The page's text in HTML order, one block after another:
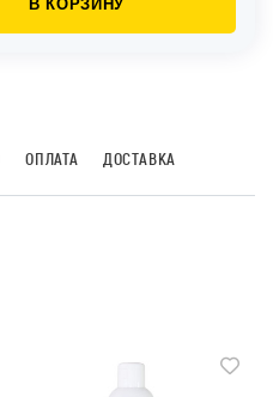
В КОРЗИНУ
ОПЛАТА ДОСТАВКА